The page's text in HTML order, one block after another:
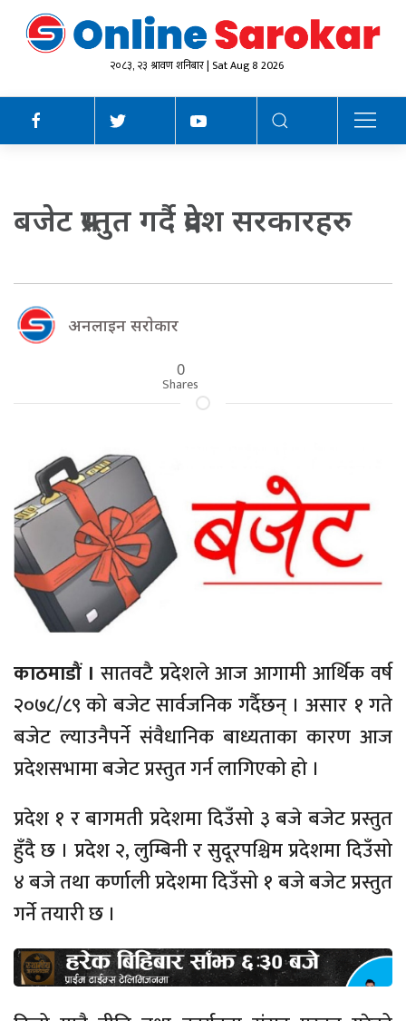
२०८३, २३ श्रावण शनिबार | Sat Aug 8 2026
बजेट प्रस्तुत गर्दै प्रदेश सरकारहरु
अनलाइन सराेकार
0
Shares
काठमाडौं । सातवटै प्रदेशले आज आगामी आर्थिक वर्ष
२०७८/८९ को बजेट सार्वजनिक गर्दैछन् । असार १ गते
बजेट ल्याउनैपर्ने संवैधानिक बाध्यताका कारण आज
प्रदेशसभामा बजेट प्रस्तुत गर्न लागिएको हो ।
प्रदेश १ र बागमती प्रदेशमा दिउँसो ३ बजे बजेट प्रस्तुत
हुँदै छ । प्रदेश २, लुम्बिनी र सुदूरपश्चिम प्रदेशमा दिउँसो
४ बजे तथा कर्णाली प्रदेशमा दिउँसो १ बजे बजेट प्रस्तुत
गर्ने तयारी छ ।